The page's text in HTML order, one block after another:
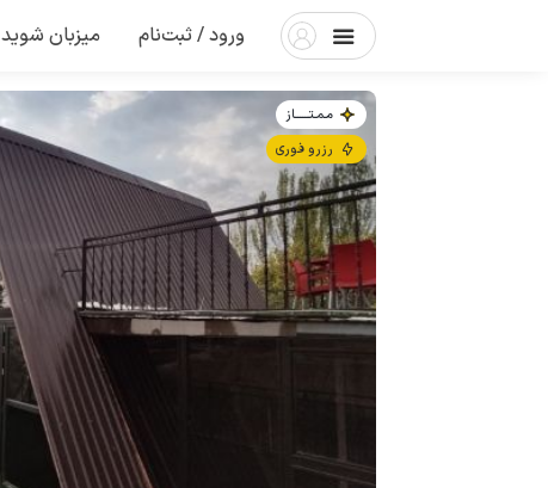
ورود / ثبت‌نام میزبان شوید
مـمـتــــــاز
رزرو فوری